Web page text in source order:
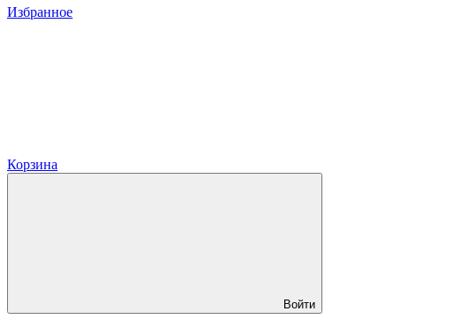
Избранное
Корзина
Войти